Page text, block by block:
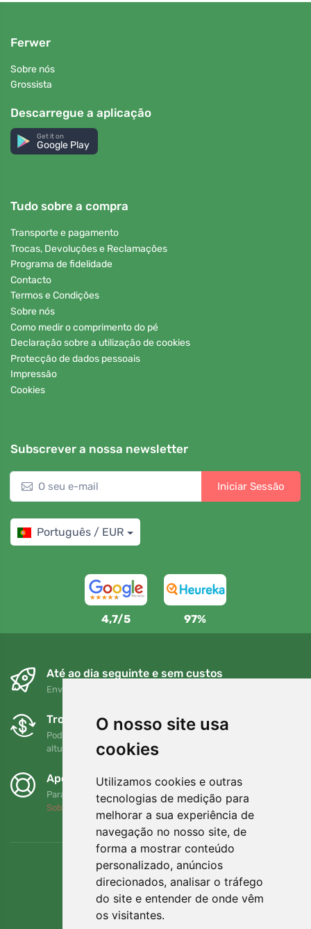
O nosso site usa
cookies
Utilizamos cookies e outras
tecnologias de medição para
melhorar a sua experiência de
navegação no nosso site, de
forma a mostrar conteúdo
personalizado, anúncios
direcionados, analisar o tráfego
do site e entender de onde vêm
os visitantes.
Ferwer
Sobre nós
Grossista
Descarregue a aplicação
Get it on
Google Play
Tudo sobre a compra
Transporte e pagamento
Trocas, Devoluções e Reclamações
Programa de fidelidade
Contacto
Termos e Condições
Sobre nós
Como medir o comprimento do pé
Declaração sobre a utilização de cookies
Protecção de dados pessoais
Impressão
Cookies
Subscrever a nossa newsletter
Iniciar Sessão
Português / EUR
4,7/5 97%
Até ao dia seguinte e sem custos
Envio gratuito para encomendas superiores a 80 EUR
Trocas e devoluções gratuitas
Pode devolver ou trocar a sua encomenda em qualquer
altura no prazo de 90 dias
Apoiamos a Trees.org
Para cada encomenda plantamos uma árvore! Leia mais
Sobre nós